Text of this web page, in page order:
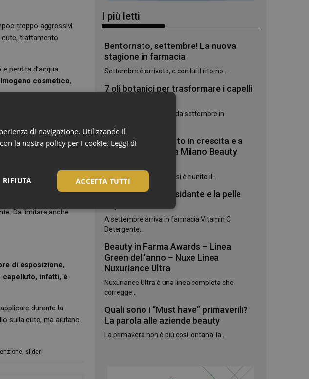
troppo aggressivi
cute, trattamento
perdita d’acqua.
cosmetico,
aminoacidi e
spray; su capelli ricci,
intenso. Il consiglio
più vulnerabile
accompagnate
Da limitare anche
di esposizione,
capelluto, infatti, è
durante la
sulla cute, ma aiutano
, slider
I più letti
Bentornato, settembre! La nuova
stagione in farmacia
Settembre è arrivato, e con lui il ritorno...
7 oli botanici per trasformare i capelli
Due novità Phyto Paris da settembre in
Cosmetica: mercato in crescita e a
settembre torna la Milano Beauty
Il mondo della bellezza si è riunito il...
Vitamina C Antiossidante e la pelle
A settembre arriva in farmacia Vitamin C
Detergente...
Beauty in Farma Awards – Linea
Green dell’anno – Nuxe Linea
Nuxuriance Ultra
Nuxuriance Ultra è una linea completa che
corregge...
Quali sono i “Must have” primaverili?
La parola alle aziende beauty
La primavera non è più così lontana: la...
di navigazione. Utilizzando il
la nostra policy per i cookie. Leggi di
ACCETTA TUTTI
RIFIUTA
funzionalità di base quali la navigazione sulle pagine
correttamente senza questi cookie.
Cookie generato da applicazioni basate sul linguaggio
PHP. Si tratta di un identificatore generico utilizzato per
mantenere le variabili di sessione utente. Normalmente
un numero generato in modo casuale, il modo in cui